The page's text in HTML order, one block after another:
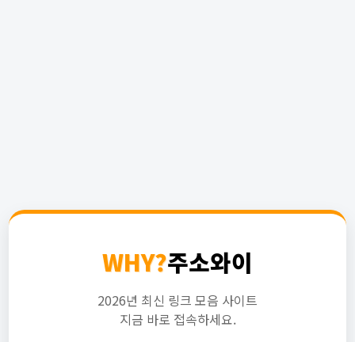
WHY?주소와이
2026년 최신 링크 모음 사이트
지금 바로 접속하세요.